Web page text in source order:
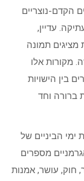
הקדם-נוצריים
עדיין,
מציגים תמונה
מקורות אלו
בין הישויות
ברורה וחד
ימי הביניים של
מספרים
חוק, עושר, אמנות